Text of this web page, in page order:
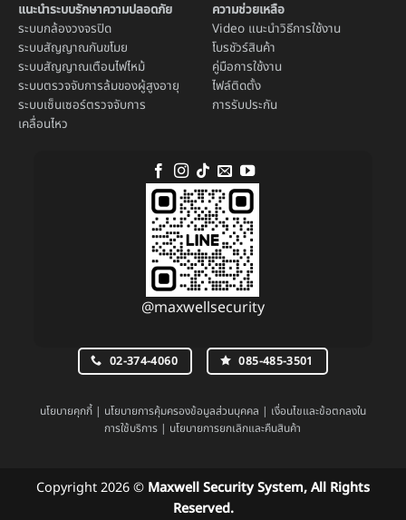
แนะนำระบบรักษาความปลอดภัย
ระบบกล้องวงจรปิด
ระบบสัญญาณกันขโมย
ระบบสัญญาณเตือนไฟไหม้
ระบบตรวจจับการล้มของผู้สูงอายุ
ระบบเซ็นเซอร์ตรวจจับการ
เคลื่อนไหว
ความช่วยเหลือ
Video แนะนำวิธีการใช้งาน
โบรชัวร์สินค้า
คู่มือการใช้งาน
ไฟล์ติดตั้ง
การรับประกัน
@maxwellsecurity
02-374-4060 085-485-3501
นโยบายคุกกี้| นโยบายการคุ้มครองข้อมูลส่วนบุคคล | เงื่อนไขและข้อตกลงใน
การใช้บริการ | นโยบายการยกเลิกและคืนสินค้า
Copyright 2026 © Maxwell Security System, All Rights
Reserved.